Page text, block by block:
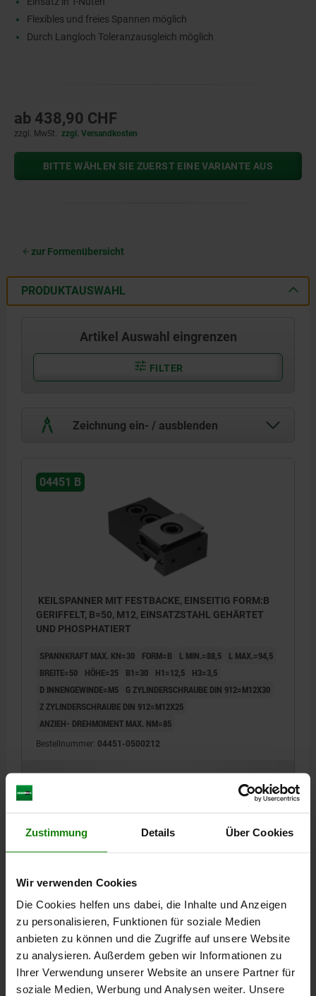
Zustimmung Details Über Cookies
Wir verwenden Cookies
Die Cookies helfen uns dabei, die Inhalte und Anzeigen
zu personalisieren, Funktionen für soziale Medien
anbieten zu können und die Zugriffe auf unsere Website
zu analysieren. Außerdem geben wir Informationen zu
Ihrer Verwendung unserer Website an unsere Partner für
soziale Medien, Werbung und Analysen weiter. Unsere
Flexibles und freies Spannen möglich
Durch Langloch Toleranzausgleich möglich
ab 438,90 CHF
zzgl. MwSt. zzgl. Versandkosten
BITTE WÄHLEN SIE ZUERST EINE VARIANTE AUS
zur Formenübersicht
PRODUKTAUSWAHL
Artikel Auswahl eingrenzen
FILTER
Zeichnung ein- / ausblenden
04451 B
KEILSPANNER MIT FESTBACKE, EINSEITIG FORM:B
GERIFFELT, B=50, M12, EINSATZSTAHL GEHÄRTET
UND PHOSPHATIERT
SPANNKRAFT MAX. KN=30 FORM=B L MIN.=88,5
L MAX.=94,5
BREITE=50
HÖHE=25 B1=30 H1=12,5
H3=3,5
D INNENGEWINDE=M5
G ZYLINDERSCHRAUBE DIN 912=M12X30
Z ZYLINDERSCHRAUBE DIN 912=M12X25
ANZIEH- DREHMOMENT MAX. NM=85
Bestellnummer: 04451-0500212
DETAILS
DETAILS
DOWNLOADS
Andere Kunden kauften auch